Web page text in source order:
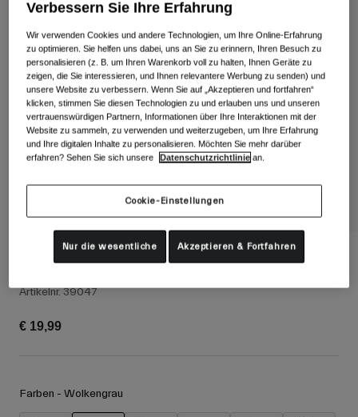
Schuhe
Rennrad Schuhe
Mountainbike Schuhe
Gravel Schuhe
Alle anzeigen
Bekleidung
Rennrad Bekleidung
Goggles
Schutzbrillen
Ski
Snowboard
Mit austauschbaren Gläsern
Kinder
Helme
Comp Racer High Rise Socken
Artikelnr.39047
€ 19,99
Farben - Wolkengrau
Verbessern Sie Ihre Erfahrung
Wir verwenden Cookies und andere Technologien, um Ihre Online-Erfahrung
zu optimieren. Sie helfen uns dabei, uns an Sie zu erinnern, Ihren Besuch zu
personalisieren (z. B. um Ihren Warenkorb voll zu halten, Ihnen Geräte zu
zeigen, die Sie interessieren, und Ihnen relevantere Werbung zu senden) und
unsere Website zu verbessern. Wenn Sie auf „Akzeptieren und fortfahren“
klicken, stimmen Sie diesen Technologien zu und erlauben uns und unseren
vertrauenswürdigen Partnern, Informationen über Ihre Interaktionen mit der
Website zu sammeln, zu verwenden und weiterzugeben, um Ihre Erfahrung
und Ihre digitalen Inhalte zu personalisieren. Möchten Sie mehr darüber
erfahren? Sehen Sie sich unsere
Datenschutzrichtlinie an.
Cookie-Einstellungen
Nur die wesentliche Akzeptieren & Fortfahren